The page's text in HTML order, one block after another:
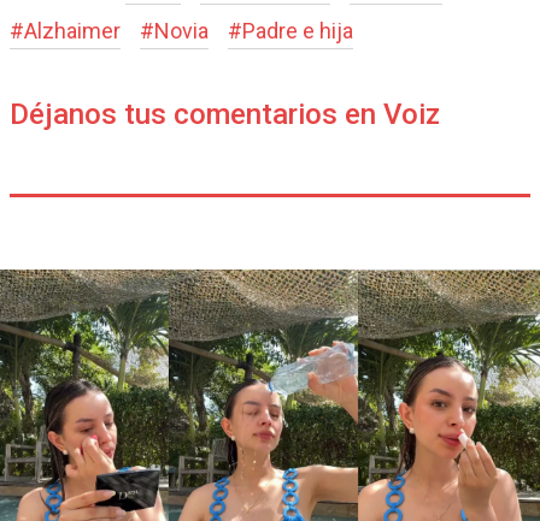
#Alzhaimer #Novia #Padre e hija
Déjanos tus comentarios en Voiz